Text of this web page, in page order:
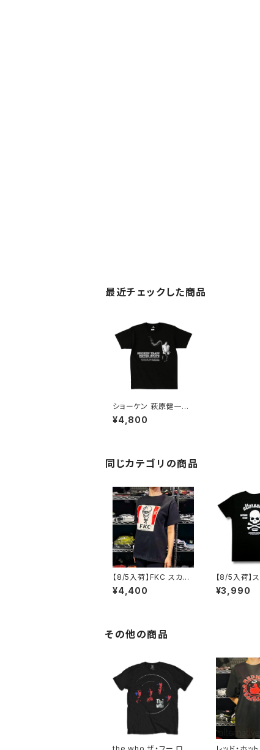
最近チェックした商品
ショーケン 萩原健一Ｔ
シャツ アンドレマルロ
ーライブ 1985 放水
ズ レディース 黒 ブラッ
ク 透けない alt-s at-s
¥4,800
同じカテゴリの商品
【8/5入荷】FKC スカル
おじさん Tシャツ おも
しろ パロディ プレゼン
クリスマス ロックTシャ
ツ バンドTシャツ 黒 ブ
¥4,400
【8/5入荷】
スボーン T
HING
¥3,990
その他の商品